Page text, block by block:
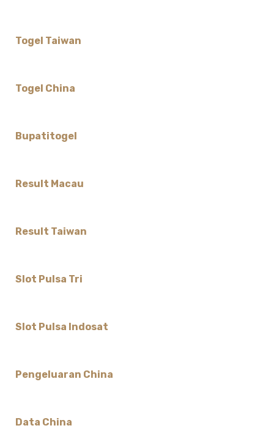
Togel Taiwan
Togel China
Bupatitogel
Result Macau
Result Taiwan
Slot Pulsa Tri
Slot Pulsa Indosat
Pengeluaran China
Data China